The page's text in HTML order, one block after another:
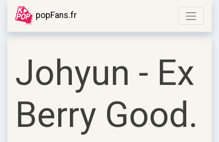
popFans.fr
Johyun - Ex
Berry Good.